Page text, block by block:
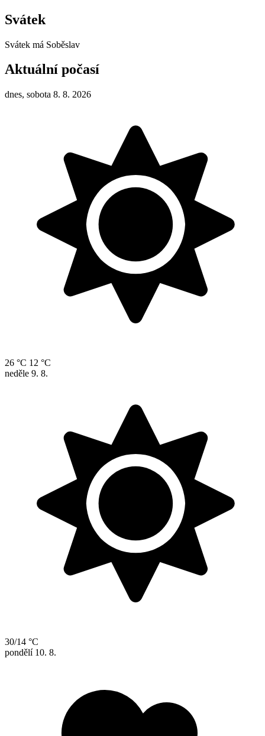
Svátek
Svátek má Soběslav
Aktuální počasí
dnes, sobota 8. 8. 2026
26 °C 12 °C
neděle 9. 8.
30/14 °C
pondělí 10. 8.